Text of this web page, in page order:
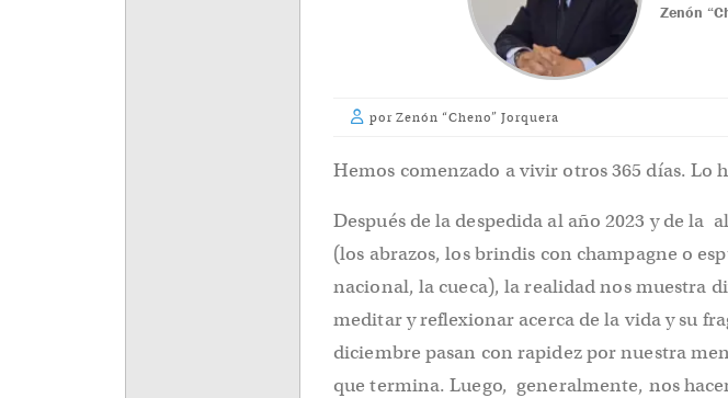
Zenón
por Zenón “Cheno” Jorquera
Hemos comenzado a vivir otros 365 días. Lo
Después de la despedida al año 2023 y de la
(los abrazos, los brindis con champagne o
nacional, la cueca), la realidad nos muestra
meditar y reflexionar acerca de la vida y su
diciembre pasan con rapidez por nuestra
que termina. Luego, generalmente, nos